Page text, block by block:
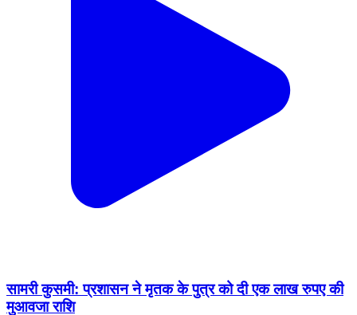
सामरी कुसमी: प्रशासन ने मृतक के पुत्र को दी एक लाख रुपए की
मुआवजा राशि